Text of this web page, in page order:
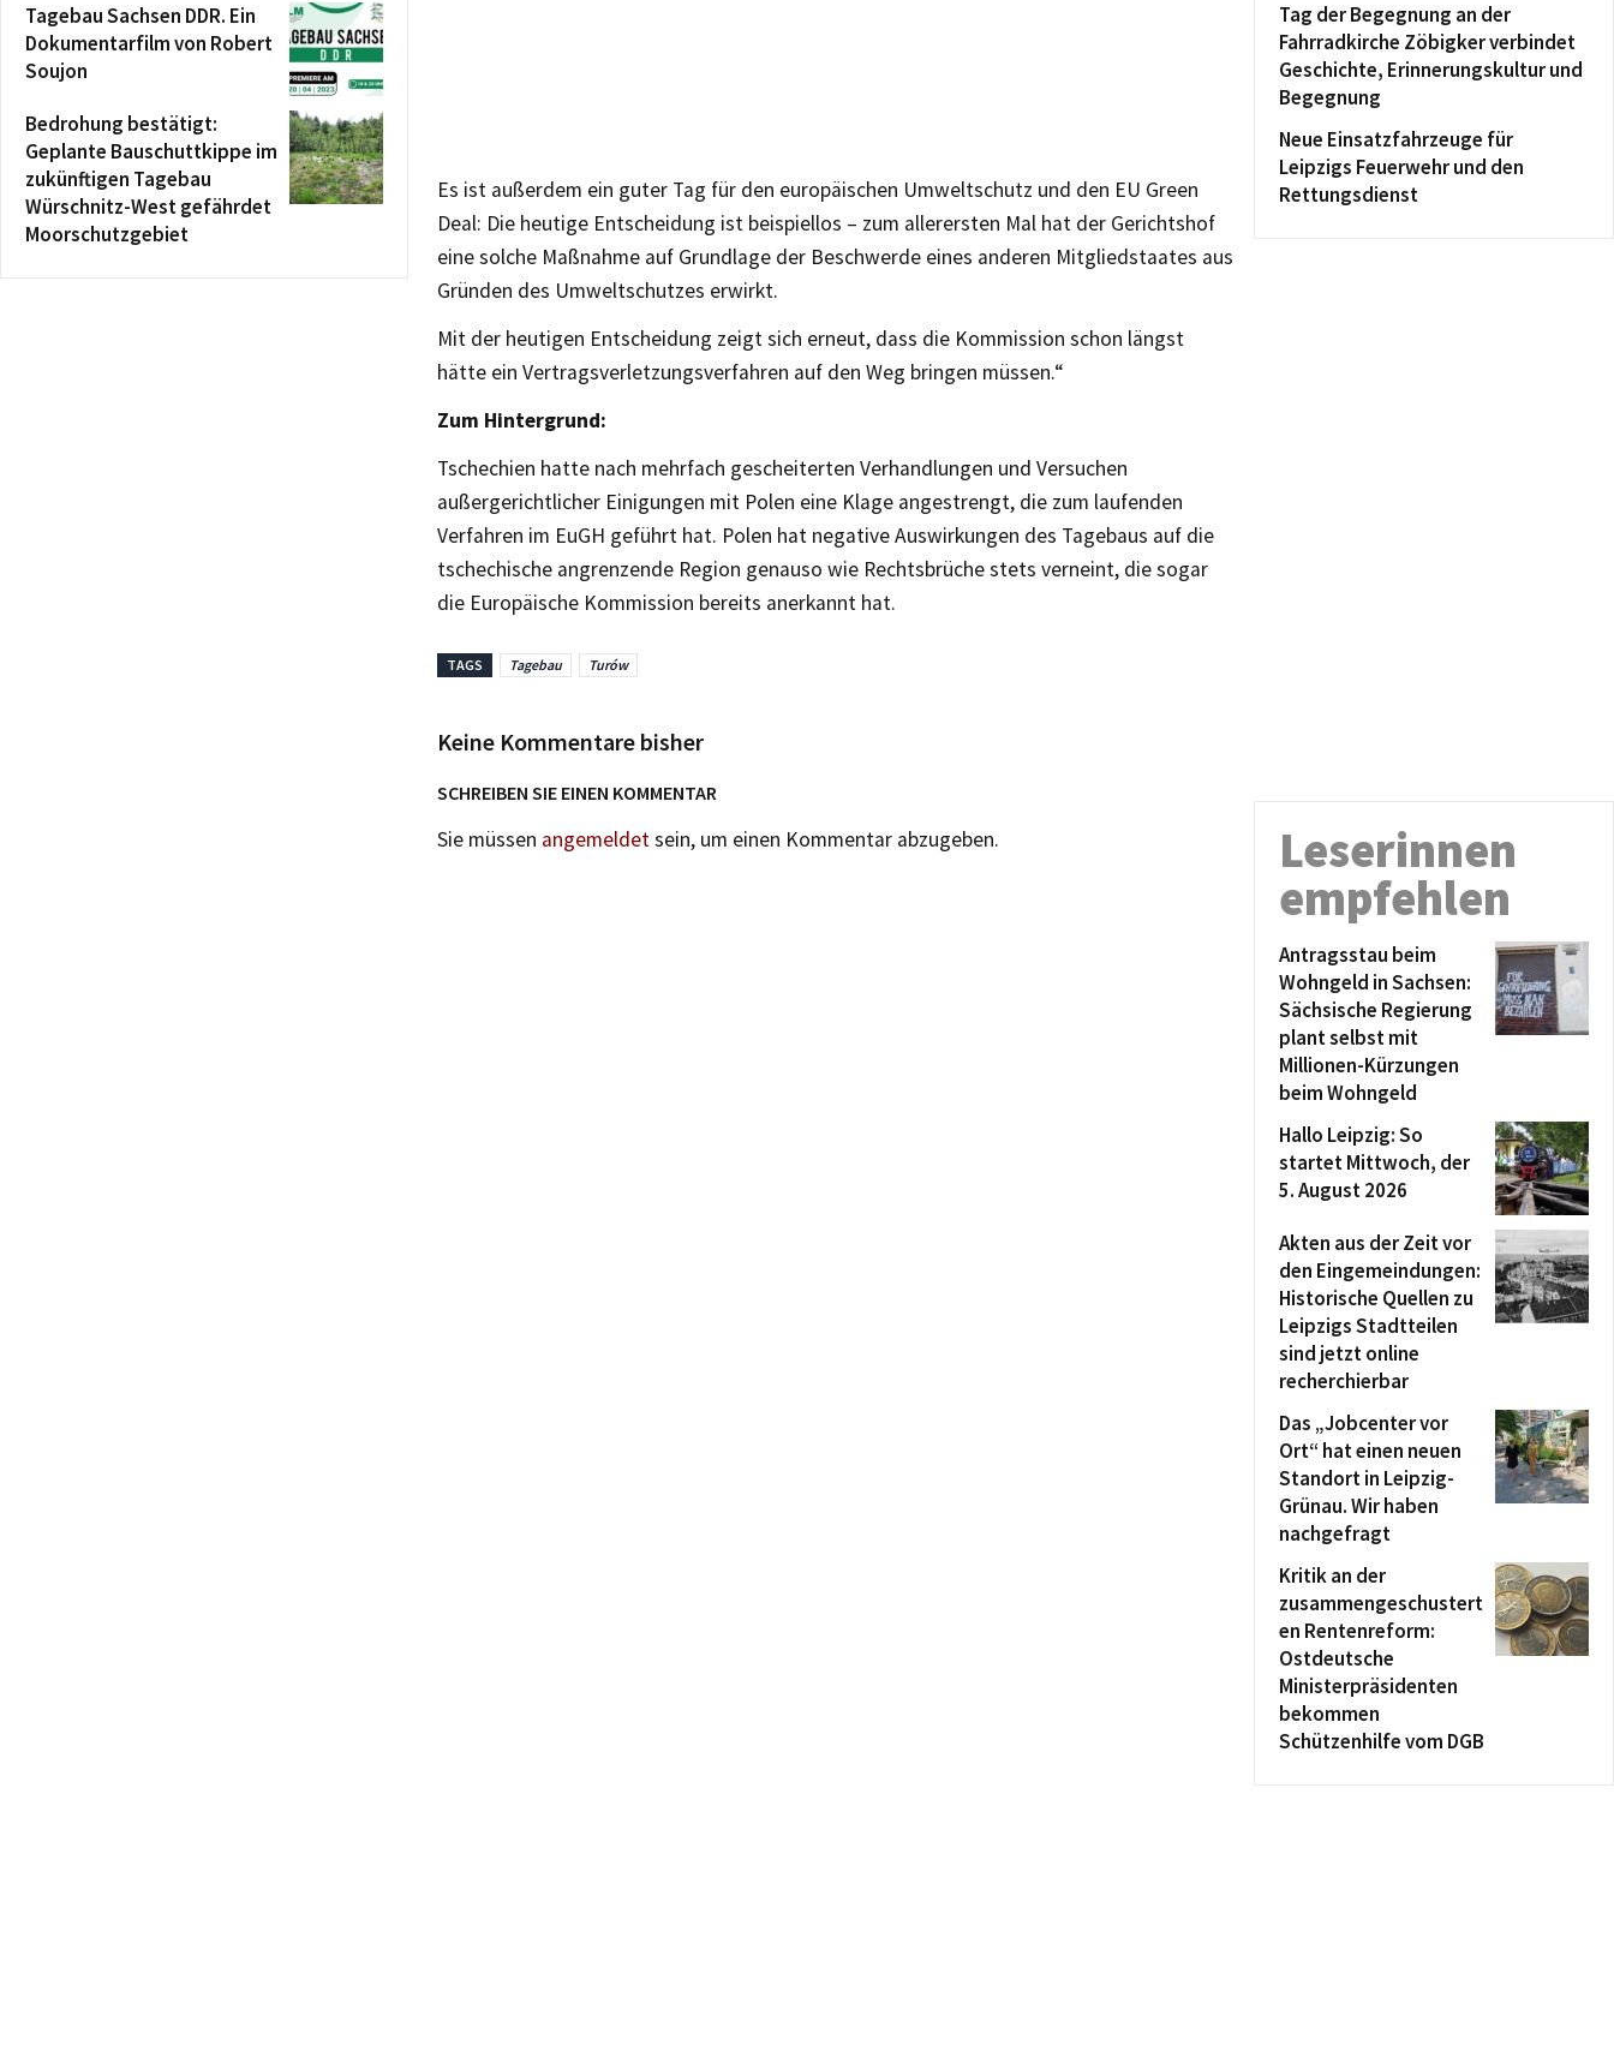
Es ist außerdem ein guter Tag für den europäischen Umweltschutz und den EU Green
Deal: Die heutige Entscheidung ist beispiellos – zum allerersten Mal hat der Gerichtshof
eine solche Maßnahme auf Grundlage der Beschwerde eines anderen Mitgliedstaates aus
Gründen des Umweltschutzes erwirkt.
Mit der heutigen Entscheidung zeigt sich erneut, dass die Kommission schon längst
hätte ein Vertragsverletzungsverfahren auf den Weg bringen müssen.“
Zum Hintergrund:
Tschechien hatte nach mehrfach gescheiterten Verhandlungen und Versuchen
außergerichtlicher Einigungen mit Polen eine Klage angestrengt, die zum laufenden
Verfahren im EuGH geführt hat. Polen hat negative Auswirkungen des Tagebaus auf die
tschechische angrenzende Region genauso wie Rechtsbrüche stets verneint, die sogar
die Europäische Kommission bereits anerkannt hat.
TAGS Tagebau Turów
Keine Kommentare bisher
SCHREIBEN SIE EINEN KOMMENTAR
Sie müssen angemeldetsein, um einen Kommentar abzugeben.
Tagebau Sachsen DDR. Ein
Dokumentarfilm von Robert
Soujon
Bedrohung bestätigt:
Geplante Bauschuttkippe im
zukünftigen Tagebau
Würschnitz-West gefährdet
Moorschutzgebiet
Tag der Begegnung an der
Fahrradkirche Zöbigker verbindet
Geschichte, Erinnerungskultur und
Begegnung
Neue Einsatzfahrzeuge für
Leipzigs Feuerwehr und den
Rettungsdienst
Leserinnen
empfehlen
Antragsstau beim
Wohngeld in Sachsen:
Sächsische Regierung
plant selbst mit
Millionen-Kürzungen
beim Wohngeld
Hallo Leipzig: So
startet Mittwoch, der
5. August 2026
Akten aus der Zeit vor
den Eingemeindungen:
Historische Quellen zu
Leipzigs Stadtteilen
sind jetzt online
recherchierbar
Das „Jobcenter vor
Ort“ hat einen neuen
Standort in Leipzig-
Grünau. Wir haben
nachgefragt
Kritik an der
zusammengeschustert
en Rentenreform:
Ostdeutsche
Ministerpräsidenten
bekommen
Schützenhilfe vom DGB